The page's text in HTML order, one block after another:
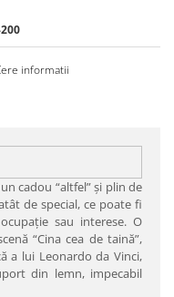
informatii
cadou “altfel” şi plin de
de special, ce poate fi
sau interese. O
“Cina cea de taină”,
a lui Leonardo da Vinci,
din lemn, impecabil